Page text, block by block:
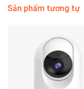
Sản phẩm tương tự